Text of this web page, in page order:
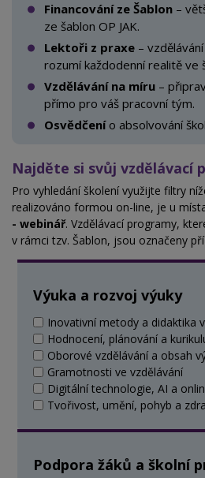
Financování ze Šablon –
ze šablon OP JAK.
Lektoři z praxe –
rozumí každodenní realitě ve
Vzdělávání na míru –
přímo pro váš pracovní tým.
Osvědčenío absolvování
Najděte si svůj vzdělávací
Pro vyhledání školení využijte filtry
realizováno formou on-line, je u
- webinář. Vzdělávací programy,
v rámci tzv. Šablon, jsou označeny
Výuka a rozvoj výuky
Inovativní metody a didaktika
Hodnocení, plánování a
Oborové vzdělávání a obsah
Gramotnosti ve vzdělávání
Digitální technologie, AI a
Tvořivost, umění, pohyb a
Podpora žáků a školní